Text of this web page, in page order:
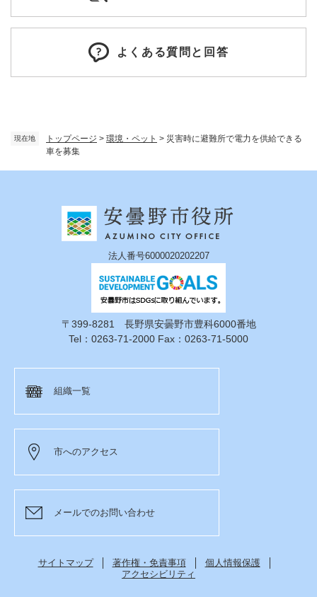
現在地 トップページ > 環境・ペット > 災害時に避難所で電力を供給できる
車を募集
よくある質問と回答
法人番号6000020202207
〒399-8281 長野県安曇野市豊科6000番地
Tel：0263-71-2000 Fax：0263-71-5000
組織一覧
市へのアクセス
メールでのお問い合わせ
サイトマップ 著作権・免責事項
個人情報保護
アクセシビリティ